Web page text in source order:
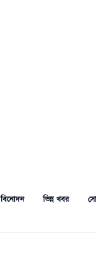
বিনোদন ভিন্ন খবর